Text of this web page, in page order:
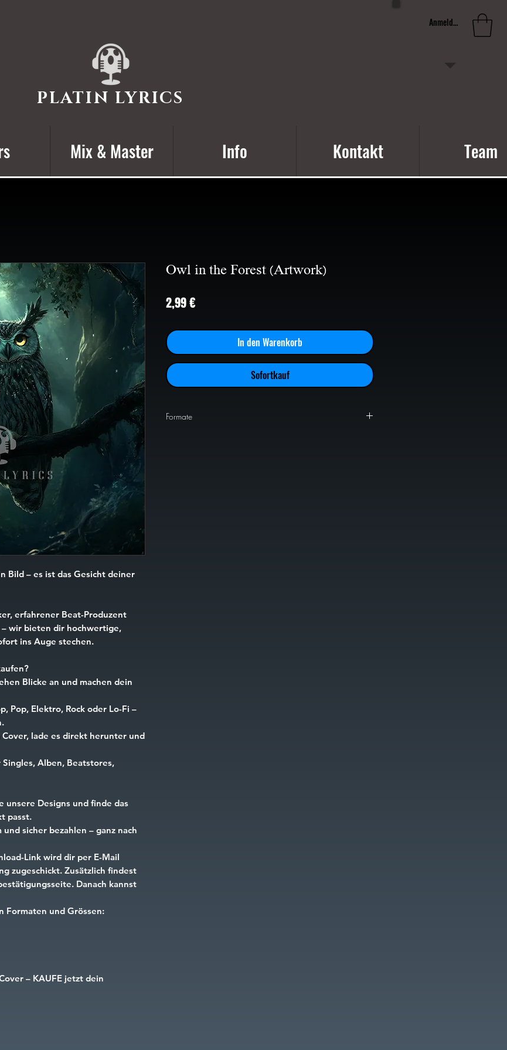
Anmelden
PLATIN LYRICS
Mix & Master Info Kontakt Team
Bild – es ist das Gesicht deiner
erfahrener Beat-Produzent
wir bieten dir hochwertige,
ins Auge stechen.
Blicke an und machen dein
Pop, Elektro, Rock oder Lo-Fi –
Cover, lade es direkt herunter und
Alben, Beatstores,
unsere Designs und finde das
passt.
und sicher bezahlen – ganz nach
Link wird dir per E-Mail
zugeschickt. Zusätzlich findest
Danach kannst
Formaten und Grössen:
– KAUFE jetzt dein
Owl in the Forest (Artwork)
2,99 €Preis
In den Warenkorb
Sofortkauf
Formate